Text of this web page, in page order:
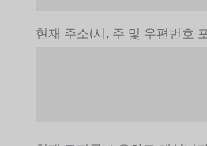
현재 주소(시, 주 및 우편번호